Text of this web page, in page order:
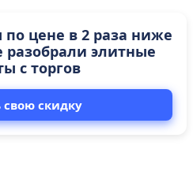
цене в 2 раза ниже
элитные
с торгов
свою скидку